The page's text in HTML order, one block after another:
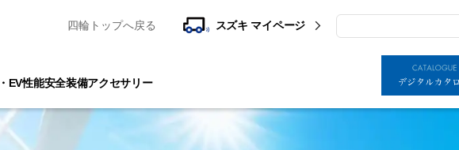
四輪トップへ戻る スズキ マイページ
EV性能安全装備アクセサリー